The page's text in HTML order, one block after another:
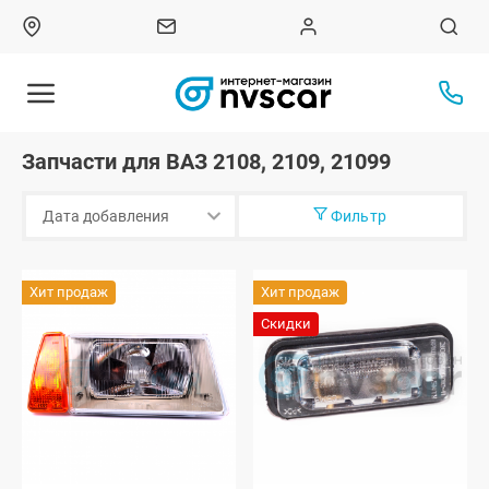
Запчасти для ВАЗ 2108, 2109, 21099
Фильтр
Хит продаж
Хит продаж
Скидки